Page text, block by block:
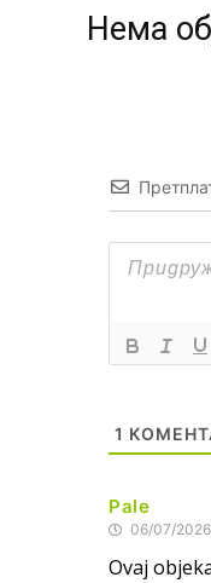
Нeма
1
Pale
06/07/
Ovaj